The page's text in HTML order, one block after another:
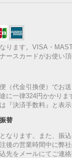
ります。VISA・
ースカードがお使い頂
（代金引換便）でお
に一律324円かかり
『決済手数料』と表示
替
なります。また、振
後の営業時間中に弊
先をメールにてご連